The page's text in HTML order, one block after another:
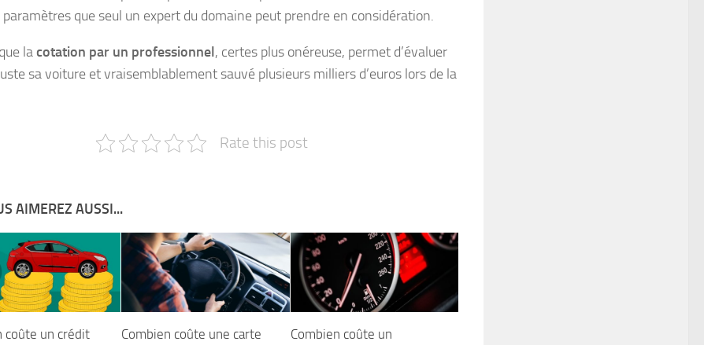
paramètres que seul un expert du domaine peut prendre en considération.
lacotation par un professionnel, certes plus onéreuse, permet d’évaluer
sa voiture et vraisemblablement sauvé plusieurs milliers d’euros lors de la
Rate this post
AIMEREZ AUSSI...
coûte un crédit Combien coûte une carte Combien coûte un